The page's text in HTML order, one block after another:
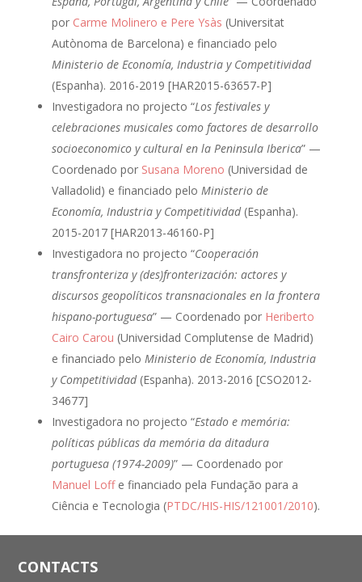
por Carme Molinero e Pere Ysàs (Universitat
Autònoma de Barcelona) e financiado pelo
Ministerio de Economía, Industria y Competitividad
(Espanha). 2016-2019 [HAR2015-63657-P]
Investigadora no projecto “Los festivales y
celebraciones musicales como factores de desarrollo
socioeconomico y cultural en la Peninsula Iberica” —
Coordenado por Susana Moreno (Universidad de
Valladolid) e financiado pelo Ministerio de
Economía, Industria y Competitividad(Espanha).
2015-2017 [HAR2013-46160-P]
Investigadora no projecto “Cooperación
transfronteriza y (des)fronterización: actores y
discursos geopolíticos transnacionales en la frontera
hispano-portuguesa” — Coordenado por Heriberto
Cairo Carou (Universidad Complutense de Madrid)
e financiado pelo Ministerio de Economía, Industria
y Competitividad(Espanha). 2013-2016 [CSO2012-
34677]
Investigadora no projecto “Estado e memória:
políticas públicas da memória da ditadura
portuguesa (1974-2009)” — Coordenado por
Manuel Loffe financiado pela Fundação para a
Ciência e Tecnologia (PTDC/HIS-HIS/121001/2010).
CONTACTS